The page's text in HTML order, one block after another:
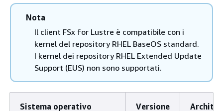
Nota
Il client FSx for Lustre è compatibile con i
kernel del repository RHEL BaseOS standard.
I kernel dei repository RHEL Extended Update
Support (EUS) non sono supportati.
Sistema operativo
Versione